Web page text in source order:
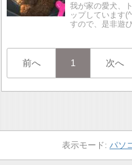
我が家の愛犬、
ップしています
すので、是非遊
前へ 1 次へ
パソ